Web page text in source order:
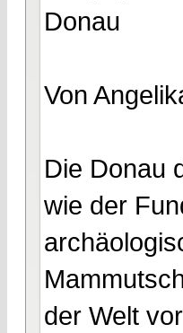
Donau
Von
Die Donau
wie der
der Welt